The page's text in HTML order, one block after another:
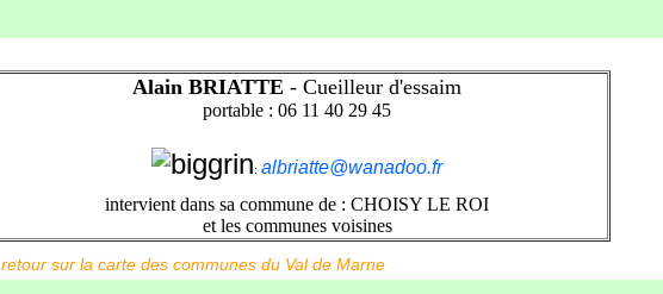
Alain BRIATTE - Cueilleur d'essaim
portable : 06 11 40 29 45
: albriatte@wanadoo.fr
intervient dans sa commune de : CHOISY LE ROI
et les communes voisines
retour sur la carte des communes du Val de Marne